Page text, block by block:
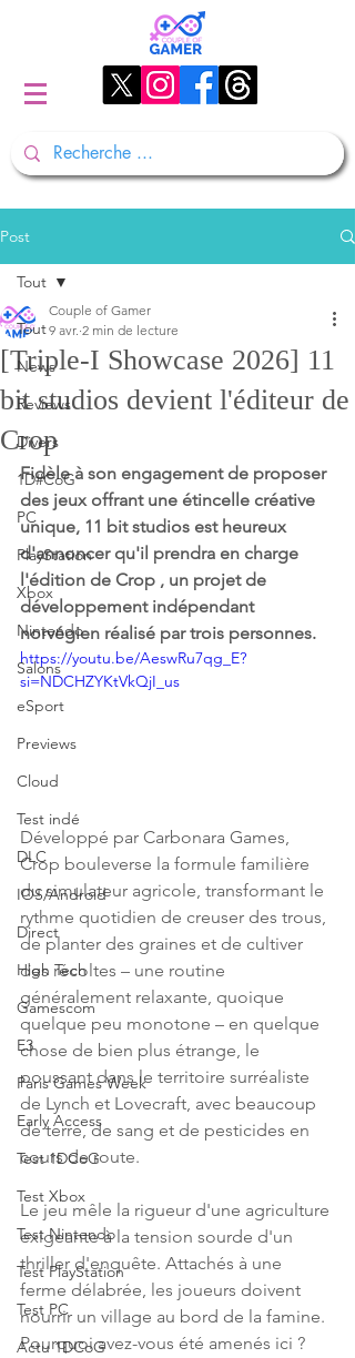
Post
Tout
News
Reviews
Divers
1D#CoG
PC
PlayStation
Xbox
Nintendo
Salons
eSport
Previews
Cloud
Test indé
DLC
IOS/Android
Direct
High Tech
Gamescom
E3
Paris Games Week
Early Access
Test 1DCoG
Test Xbox
Test Nintendo
Test PlayStation
Test PC
Actu 1DCoG
Tout
[Triple-I Showcase 2026] 11
bit studios devient l'éditeur de
Crop
Couple of Gamer
9 avr. 2 min de lecture
Fidèle à son engagement de proposer
des jeux offrant une étincelle créative
unique, 11 bit studios est heureux
d'annoncer qu'il prendra en charge
l'édition de Crop , un projet de
développement indépendant
norvégien réalisé par trois personnes.
https://youtu.be/AeswRu7qg_E?
si=NDCHZYKtVkQjI_us
Développé par Carbonara Games,
Crop bouleverse la formule familière
du simulateur agricole, transformant le
rythme quotidien de creuser des trous,
de planter des graines et de cultiver
des récoltes – une routine
généralement relaxante, quoique
quelque peu monotone – en quelque
chose de bien plus étrange, le
poussant dans le territoire surréaliste
de Lynch et Lovecraft, avec beaucoup
de terre, de sang et de pesticides en
cours de route.
Le jeu mêle la rigueur d'une agriculture
exigeante à la tension sourde d'un
thriller d'enquête. Attachés à une
ferme délabrée, les joueurs doivent
nourrir un village au bord de la famine.
Pourquoi avez-vous été amenés ici ?